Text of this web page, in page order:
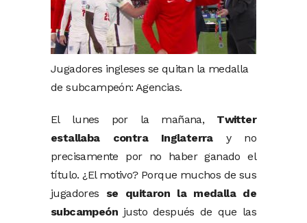
Jugadores ingleses se quitan la medalla
de subcampeón: Agencias.
El lunes por la mañana, Twitter
estallaba contra Inglaterray no
precisamente por no haber ganado el
título. ¿El motivo? Porque muchos de sus
jugadores se quitaron la medalla de
subcampeón justo después de que las